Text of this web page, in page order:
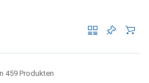
459 Produkten